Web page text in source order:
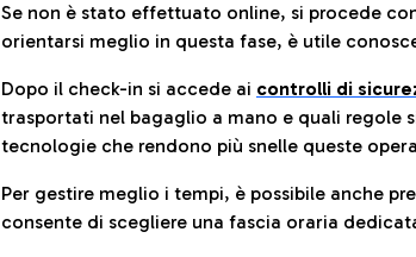
Se non è stato effettuato online, si procede
orientarsi meglio in questa fase, è utile
Dopo il check-in si accede ai controlli di
trasportati nel bagaglio a mano e quali regole
tecnologie che rendono più snelle queste
Per gestire meglio i tempi, è possibile anche
consente di scegliere una fascia oraria